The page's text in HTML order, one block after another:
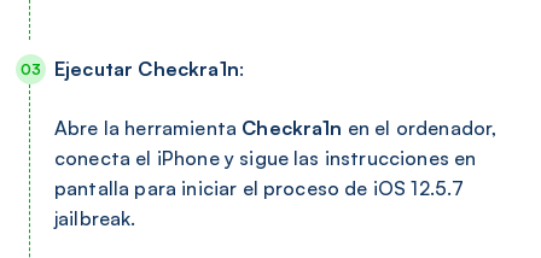
Ejecutar Checkra1n:
Abre la herramienta Checkra1n en el ordenador,
conecta el iPhone y sigue las instrucciones en
pantalla para iniciar el proceso de iOS 12.5.7
jailbreak.